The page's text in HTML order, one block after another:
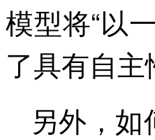
模型将“以
了具有自
另外，